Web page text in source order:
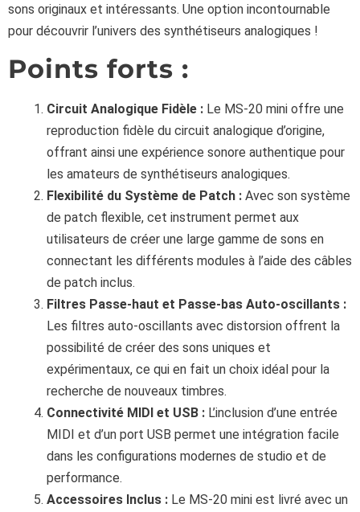
sons originaux et intéressants. Une option incontournable
pour découvrir l’univers des synthétiseurs analogiques !
Points forts :
Circuit Analogique Fidèle : Le MS-20 mini offre une
reproduction fidèle du circuit analogique d’origine,
offrant ainsi une expérience sonore authentique pour
les amateurs de synthétiseurs analogiques.
Flexibilité du Système de Patch : Avec son système
de patch flexible, cet instrument permet aux
utilisateurs de créer une large gamme de sons en
connectant les différents modules à l’aide des câbles
de patch inclus.
Filtres Passe-haut et Passe-bas Auto-oscillants :
Les filtres auto-oscillants avec distorsion offrent la
possibilité de créer des sons uniques et
expérimentaux, ce qui en fait un choix idéal pour la
recherche de nouveaux timbres.
Connectivité MIDI et USB : L’inclusion d’une entrée
MIDI et d’un port USB permet une intégration facile
dans les configurations modernes de studio et de
performance.
Accessoires Inclus : Le MS-20 mini est livré avec un